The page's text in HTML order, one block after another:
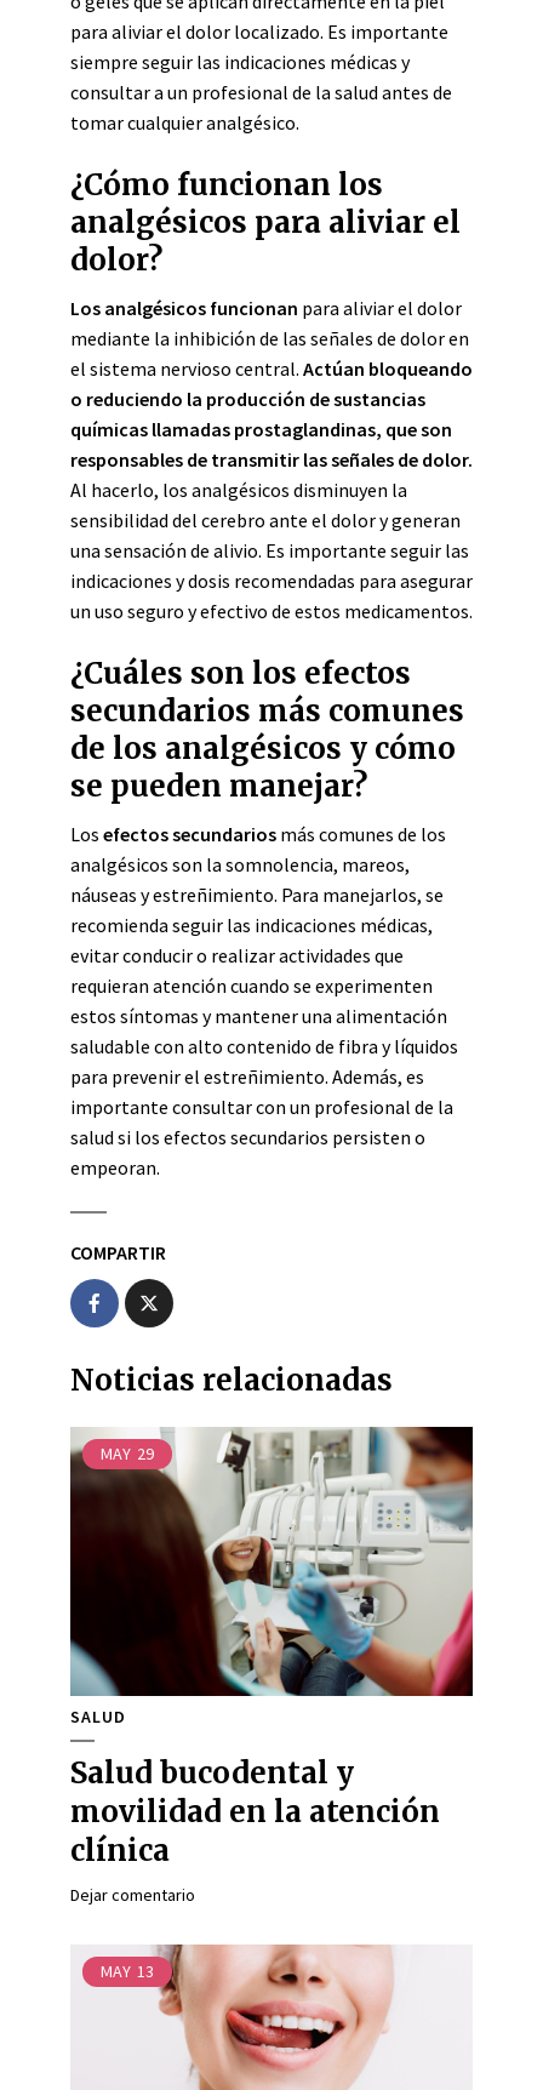
para aliviar el dolor localizado. Es importante
siempre seguir las indicaciones médicas y
consultar a un profesional de la salud antes de
tomar cualquier analgésico.
¿Cómo funcionan los
analgésicos para aliviar el
dolor?
Los analgésicos funcionan para aliviar el dolor
mediante la inhibición de las señales de dolor en
el sistema nervioso central. Actúan bloqueando
o reduciendo la producción de sustancias
químicas llamadas prostaglandinas, que son
responsables de transmitir las señales de dolor.
Al hacerlo, los analgésicos disminuyen la
sensibilidad del cerebro ante el dolor y generan
una sensación de alivio. Es importante seguir las
indicaciones y dosis recomendadas para asegurar
un uso seguro y efectivo de estos medicamentos.
¿Cuáles son los efectos
secundarios más comunes
de los analgésicos y cómo
se pueden manejar?
Los efectos secundarios más comunes de los
analgésicos son la somnolencia, mareos,
náuseas y estreñimiento. Para manejarlos, se
recomienda seguir las indicaciones médicas,
evitar conducir o realizar actividades que
requieran atención cuando se experimenten
estos síntomas y mantener una alimentación
saludable con alto contenido de fibra y líquidos
para prevenir el estreñimiento. Además, es
importante consultar con un profesional de la
salud si los efectos secundarios persisten o
empeoran.
COMPARTIR
Noticias relacionadas
MAY 29
SALUD
Salud bucodental y
movilidad en la atención
clínica
Dejar comentario
MAY 13